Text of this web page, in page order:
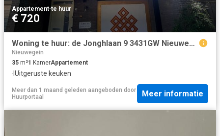
Appartement·te huur
€ 720
Woning te huur: de Jonghlaan 9 3431GW Nieuwegein
Nieuwegein
35 m²1 KamerAppartement
· IUitgeruste keuken
Meer dan 1 maand geleden aangeboden door
Huurportaal
Meer informatie